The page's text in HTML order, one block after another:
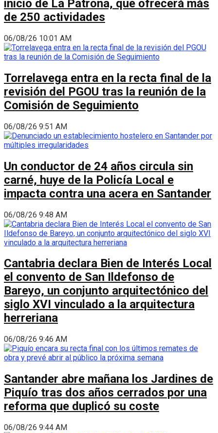
inicio de La Patrona, que ofrecerá más
de 250 actividades
06/08/26 10:01 AM
Torrelavega entra en la recta final de la
revisión del PGOU tras la reunión de la
Comisión de Seguimiento
06/08/26 9:51 AM
Un conductor de 24 años circula sin
carné, huye de la Policía Local e
impacta contra una acera en Santander
06/08/26 9:48 AM
Cantabria declara Bien de Interés Local
el convento de San Ildefonso de
Bareyo, un conjunto arquitectónico del
siglo XVI vinculado a la arquitectura
herreriana
06/08/26 9:46 AM
Santander abre mañana los Jardines de
Piquío tras dos años cerrados por una
reforma que duplicó su coste
06/08/26 9:44 AM